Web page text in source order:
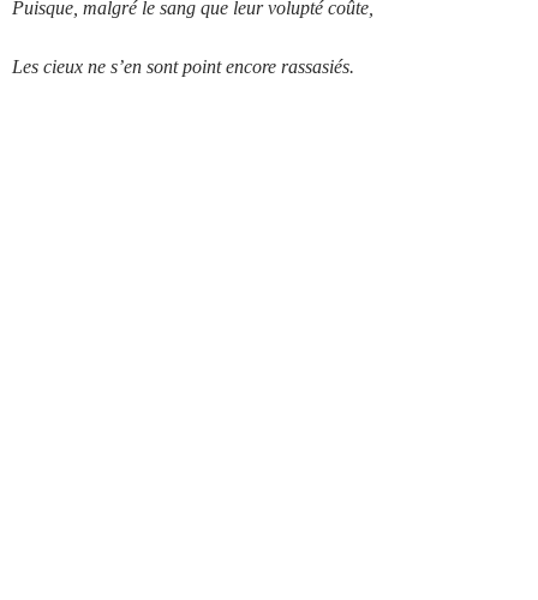
Puisque, malgré le sang que leur volupté coûte,
Les cieux ne s’en sont point encore rassasiés.